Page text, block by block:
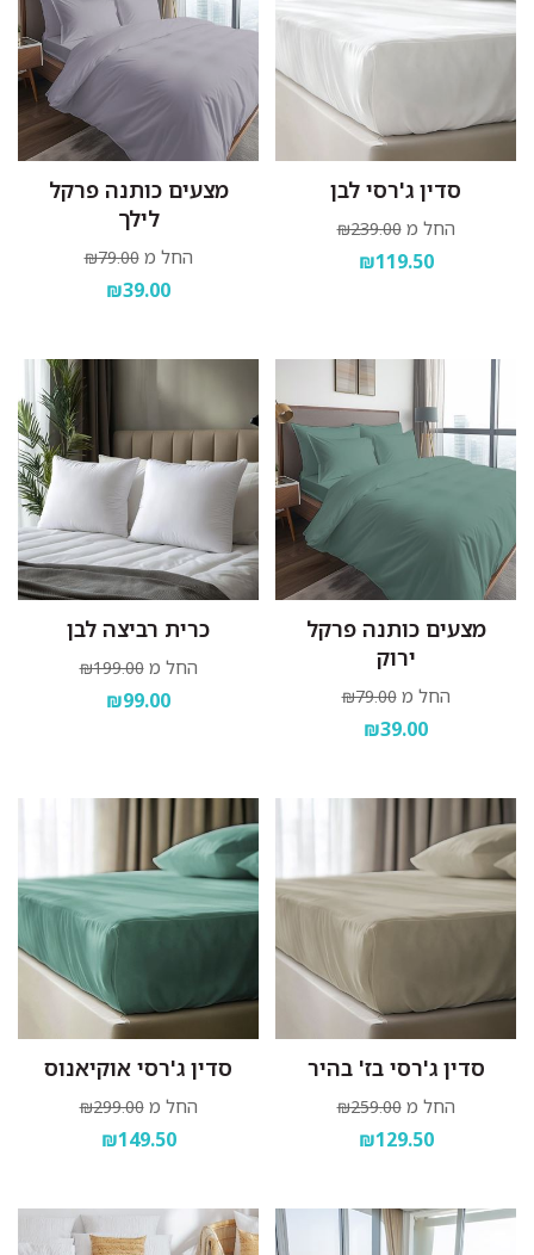
סדין ג'רסי לבן
החל מ ₪239.00
₪119.50
מצעים כותנה פרקל
לילך
החל מ ₪79.00
₪39.00
מצעים כותנה פרקל
ירוק
החל מ ₪79.00
₪39.00
כרית רביצה לבן
החל מ ₪199.00
₪99.00
סדין ג'רסי בז' בהיר
החל מ ₪259.00
₪129.50
סדין ג'רסי אוקיאנוס
החל מ ₪299.00
₪149.50